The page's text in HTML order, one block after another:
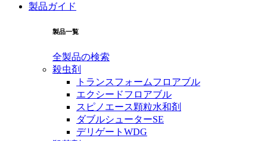
製品ガイド
製品一覧
全製品の検索
殺虫剤
トランスフォームフロアブル
エクシードフロアブル
スピノエース顆粒水和剤
ダブルシューターSE
デリゲートWDG